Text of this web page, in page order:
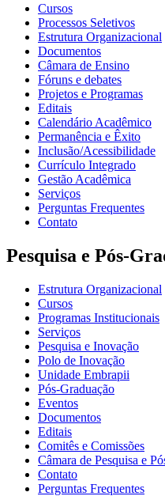
Cursos
Processos Seletivos
Estrutura Organizacional
Documentos
Câmara de Ensino
Fóruns e debates
Projetos e Programas
Editais
Calendário Acadêmico
Permanência e Êxito
Inclusão/Acessibilidade
Currículo Integrado
Gestão Acadêmica
Serviços
Perguntas Frequentes
Contato
Pesquisa e Pós-
Estrutura Organizacional
Cursos
Programas Institucionais
Serviços
Pesquisa e Inovação
Polo de Inovação
Unidade Embrapii
Pós-Graduação
Eventos
Documentos
Editais
Comitês e Comissões
Câmara de Pesquisa e
Contato
Perguntas Frequentes